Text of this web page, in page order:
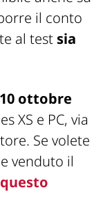
il conto
al test sia
ottobre
XS e PC, via
Se volete
venduto il
questo